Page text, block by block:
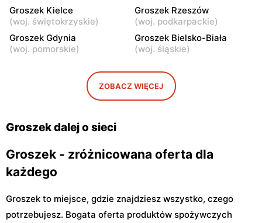
Groszek
Warszawa, ul. Jana Pawła II
108
Groszek
Warszawa, ul. plac Wojska
Polskiego 114
Nowa Iwiczna, ul. Ignacego
Warszawa, ul. Rumiankowa
18
Kobyłka, ul. Nadarzyn 8
Groszek Kielce
(woj. świętokrzyskie)
Groszek Rzeszów
(woj. podkarpackie)
Groszek Gdynia
(woj. pomorskie)
Groszek Bielsko-Biała
(woj. śląskie)
ZOBACZ WIĘCEJ
Groszek dalej o sieci
Groszek - zróżnicowana oferta dla
każdego
Groszek to miejsce, gdzie znajdziesz wszystko, czego
potrzebujesz. Bogata oferta produktów spożywczych